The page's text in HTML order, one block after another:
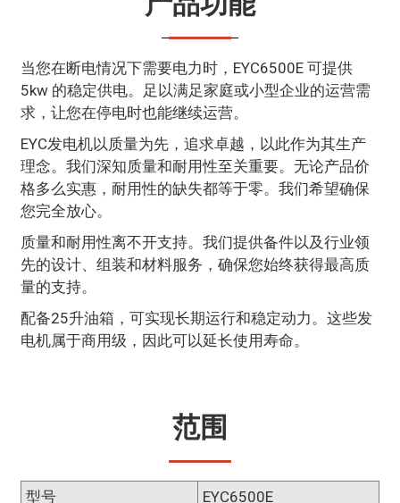
当您在断电情况下需要电力时，EYC6500E 可提供
5kw 的稳定供电。足以满足家庭或小型企业的运营需
求，让您在停电时也能继续运营。
EYC发电机以质量为先，追求卓越，以此作为其生产
理念。我们深知质量和耐用性至关重要。无论产品价
格多么实惠，耐用性的缺失都等于零。我们希望确保
您完全放心。
质量和耐用性离不开支持。我们提供备件以及行业领
先的设计、组装和材料服务，确保您始终获得最高质
量的支持。
配备25升油箱，可实现长期运行和稳定动力。这些发
电机属于商用级，因此可以延长使用寿命。
范围
型号 EYC6500E